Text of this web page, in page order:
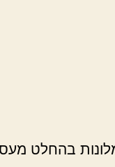
בהחלט